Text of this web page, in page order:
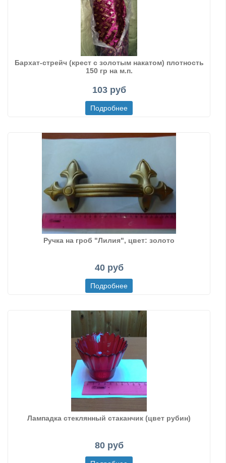
Бархат-стрейч (крест с золотым накатом) плотность
150 гр на м.п.
103 руб
Ручка на гроб "Лилия", цвет: золото
40 руб
Лампадка стеклянный стаканчик (цвет рубин)
80 руб